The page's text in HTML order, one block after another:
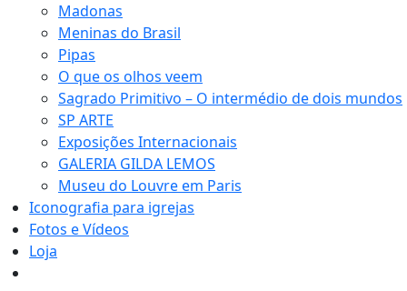
Madonas
Meninas do Brasil
Pipas
O que os olhos veem
Sagrado Primitivo – O intermédio de dois mundos
SP ARTE
Exposições Internacionais
GALERIA GILDA LEMOS
Museu do Louvre em Paris
Iconografia para igrejas
Fotos e Vídeos
Loja